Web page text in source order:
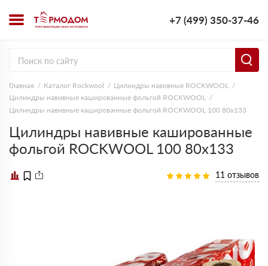
+7 (499) 350-37-46
Главная Каталог Rockwool
Цилиндры навивные ROCKWOOL
Цилиндры навивные кашированные фольгой ROCKWOOL
Цилиндры навивные кашированные фольгой ROCKWOOL 100 80х133
Цилиндры навивные кашированные
фольгой ROCKWOOL 100 80х133
11 отзывов